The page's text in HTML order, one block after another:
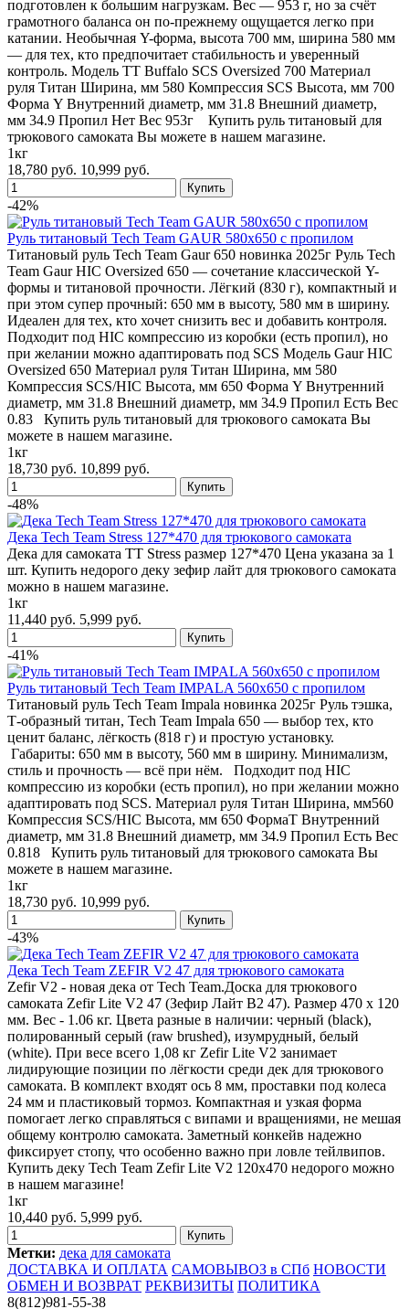
подготовлен к большим нагрузкам. Вес — 953 г, но за счёт
грамотного баланса он по-прежнему ощущается легко при
катании. Необычная Y-форма, высота 700 мм, ширина 580 мм
— для тех, кто предпочитает стабильность и уверенный
контроль. Модель TT Buffalo SCS Oversized 700 Материал
руля Титан Ширина, мм 580 Компрессия SCS Высота, мм 700
Форма Y Внутренний диаметр, мм 31.8 Внешний диаметр,
мм 34.9 Пропил Нет Вес 953г Купить руль титановый для
трюкового самоката Вы можете в нашем магазине.
1кг
18,780 руб. 10,999 руб.
-42%
Руль титановый Tech Team GAUR 580x650 с пропилом
Титановый руль Tech Team Gaur 650 новинка 2025г Руль Tech
Team Gaur HIC Oversized 650 — сочетание классической Y-
формы и титановой прочности. Лёгкий (830 г), компактный и
при этом супер прочный: 650 мм в высоту, 580 мм в ширину.
Идеален для тех, кто хочет снизить вес и добавить контроля.
Подходит под HIC компрессию из коробки (есть пропил), но
при желании можно адаптировать под SCS Модель Gaur HIC
Oversized 650 Материал руля Титан Ширина, мм 580
Компрессия SCS/HIC Высота, мм 650 Форма Y Внутренний
диаметр, мм 31.8 Внешний диаметр, мм 34.9 Пропил Есть Вес
0.83 Купить руль титановый для трюкового самоката Вы
можете в нашем магазине.
1кг
18,730 руб. 10,899 руб.
-48%
Дека Tech Team Stress 127*470 для трюкового самоката
Дека для самоката TT Stress размер 127*470 Цена указана за 1
шт. Купить недорого деку зефир лайт для трюкового самоката
можно в нашем магазине.
1кг
11,440 руб. 5,999 руб.
-41%
Руль титановый Tech Team IMPALA 560x650 с пропилом
Титановый руль Tech Team Impala новинка 2025г Руль тэшка,
Т-образный титан, Tech Team Impala 650 — выбор тех, кто
ценит баланс, лёгкость (818 г) и простую установку.
Габариты: 650 мм в высоту, 560 мм в ширину. Минимализм,
стиль и прочность — всё при нём. Подходит под HIC
компрессию из коробки (есть пропил), но при желании можно
адаптировать под SCS. Материал руля Титан Ширина, мм560
Компрессия SCS/HIC Высота, мм 650 ФормаT Внутренний
диаметр, мм 31.8 Внешний диаметр, мм 34.9 Пропил Есть Вес
0.818 Купить руль титановый для трюкового самоката Вы
можете в нашем магазине.
1кг
18,730 руб. 10,999 руб.
-43%
Дека Tech Team ZEFIR V2 47 для трюкового самоката
Zefir V2 - новая дека от Tech Team.Доска для трюкового
самоката Zefir Lite V2 47 (Зефир Лайт В2 47). Размер 470 х 120
мм. Вес - 1.06 кг. Цвета разные в наличии: черный (black),
полированный серый (raw brushed), изумрудный, белый
(white). При весе всего 1,08 кг Zefir Lite V2 занимает
лидирующие позиции по лёгкости среди дек для трюкового
самоката. В комплект входят ось 8 мм, проставки под колеса
24 мм и пластиковый тормоз. Компактная и узкая форма
помогает легко справляться с випами и вращениями, не мешая
общему контролю самоката. Заметный конкейв надежно
фиксирует стопу, что особенно важно при ловле тейлвипов.
Купить деку Tech Team Zefir Lite V2 120х470 недорого можно
в нашем магазине!
1кг
10,440 руб. 5,999 руб.
Метки: дека для самоката
ДОСТАВКА И ОПЛАТА САМОВЫВОЗ в СПб НОВОСТИ
ОБМЕН И ВОЗВРАТ РЕКВИЗИТЫ ПОЛИТИКА
8(812)981-55-38